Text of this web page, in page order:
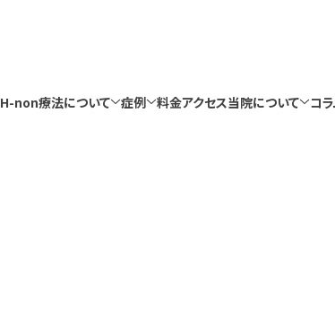
H-non療法について 症例 料金アクセス当院について
コ